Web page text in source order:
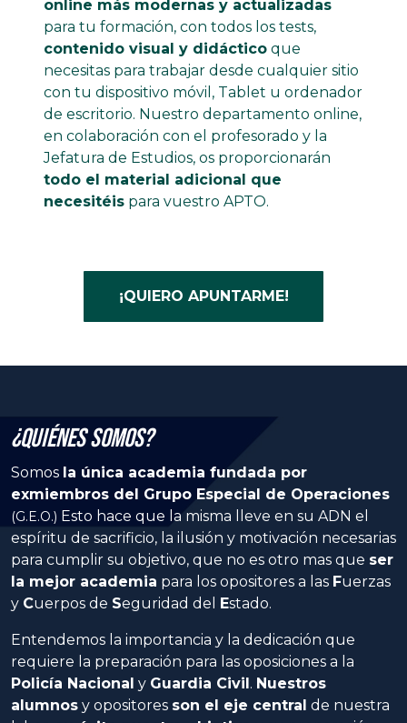
online más modernas y actualizadas
para tu formación, con todos los tests,
contenido visual y didáctico que
necesitas para trabajar desde cualquier sitio
con tu dispositivo móvil, Tablet u ordenador
de escritorio. Nuestro departamento online,
en colaboración con el profesorado y la
Jefatura de Estudios, os proporcionarán
todo el material adicional que
necesitéis para vuestro APTO.
¡QUIERO APUNTARME!
¿Quiénes Somos?
Somos la única academia fundada por
exmiembros del Grupo Especial de Operaciones
(G.E.O.) Esto hace que la misma lleve en su ADN el
espíritu de sacrificio, la ilusión y motivación necesarias
para cumplir su objetivo, que no es otro mas que ser
la mejor academia para los opositores a las
Fuerzas
y
Cuerpos de Seguridad del Estado.
Entendemos la importancia y la dedicación que
requiere la preparación para las oposiciones a la
Policía Nacional y Guardia Civil . Nuestros
alumnos y opositores son el eje central de nuestra